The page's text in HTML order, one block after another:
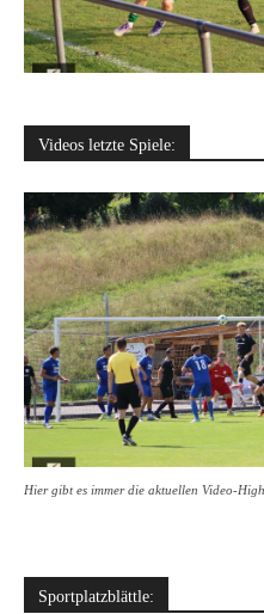
Videos letzte Spiele:
Hier gibt es immer die aktuellen Video-
Sportplatzblättle: